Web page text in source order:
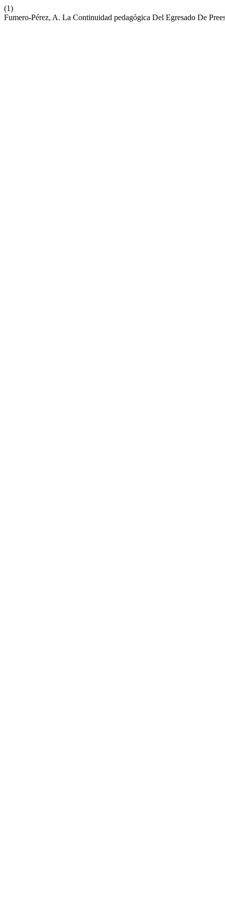
(1)
Fumero-Pérez, A. La Continuidad pedagógica Del Egresado De